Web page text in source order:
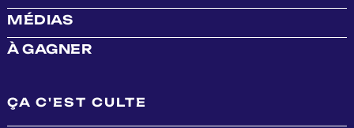
MÉDIAS
À GAGNER
ÇA C'EST CULTE